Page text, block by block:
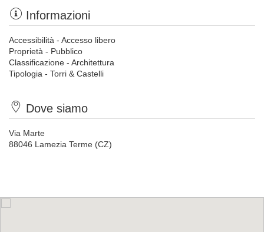
Informazioni
Accessibilità - Accesso libero
Proprietà - Pubblico
Classificazione - Architettura
Tipologia - Torri & Castelli
Dove siamo
Via Marte
88046 Lamezia Terme (CZ)